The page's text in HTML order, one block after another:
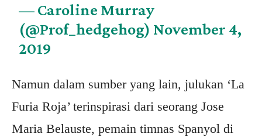
— Caroline Murray
(@Prof_hedgehog) November 4,
2019
Namun dalam sumber yang lain, julukan ‘La
Furia Roja’ terinspirasi dari seorang Jose
Maria Belauste, pemain timnas Spanyol di